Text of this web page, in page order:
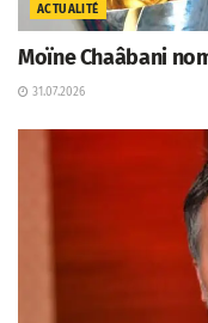
ACTUALITÉ
Moïne Chaâbani
31.07.2026